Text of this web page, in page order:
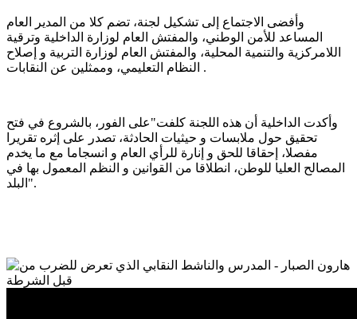
وأفضى الاجتماع إلى تشكيل لجنة، تضم كلا من المدير العام
المساعد للأمن الوطني، والمفتش العام لوزارة الداخلية وترقية
اللامركزية والتنمية المحلية، والمفتش العام لوزارة التربية و إصلاح
النظام التعليمي، وممثلين عن النقابات .
وأكدت الداخلية أن هذه اللجنة كلفت"على الفور، بالشروع في فتح
تحقيق حول ملابسات و حيثيات الحادثة، تصدر على إثره تقريرا
مفصلا، إحقاقا للحق و إنارة للرأي العام و انسجاما مع ما يخدم
المصالح العليا للوطن، انطلاقا من القوانين و النظم المعمول بها في
البلد".